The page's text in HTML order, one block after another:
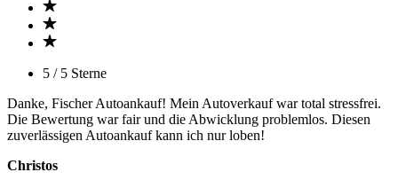
5 / 5 Sterne
Danke, Fischer Autoankauf! Mein Autoverkauf war total stressfrei.
Die Bewertung war fair und die Abwicklung problemlos. Diesen
zuverlässigen Autoankauf kann ich nur loben!
Christos